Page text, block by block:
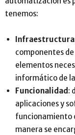
tenemos:
Infraestructura
componentes
elementos
informático de
Funcionalidad :
aplicaciones y
funcionamiento
manera se